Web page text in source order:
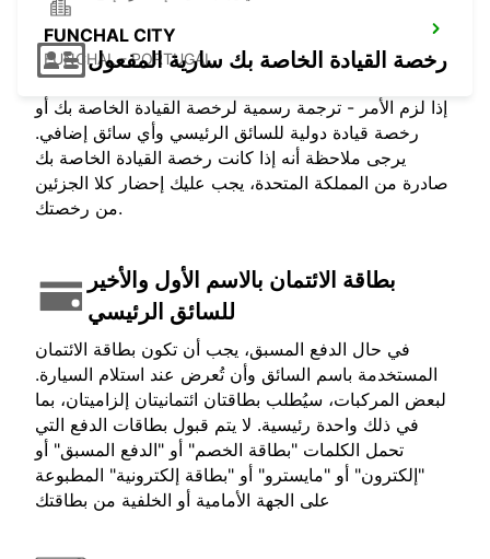
FUNCHAL CITY
FUNCHAL - PORTUGAL
رخصة القيادة الخاصة بك سارية المفعول
إذا لزم الأمر - ترجمة رسمية لرخصة القيادة الخاصة بك أو
رخصة قيادة دولية للسائق الرئيسي وأي سائق إضافي.
يرجى ملاحظة أنه إذا كانت رخصة القيادة الخاصة بك
صادرة من المملكة المتحدة، يجب عليك إحضار كلا الجزئين
من رخصتك.
بطاقة الائتمان بالاسم الأول والأخير
للسائق الرئيسي
في حال الدفع المسبق، يجب أن تكون بطاقة الائتمان
المستخدمة باسم السائق وأن تُعرض عند استلام السيارة.
لبعض المركبات، سيُطلب بطاقتان ائتمانيتان إلزاميتان، بما
في ذلك واحدة رئيسية. لا يتم قبول بطاقات الدفع التي
تحمل الكلمات "بطاقة الخصم" أو "الدفع المسبق" أو
"إلكترون" أو "مايسترو" أو "بطاقة إلكترونية" المطبوعة
على الجهة الأمامية أو الخلفية من بطاقتك